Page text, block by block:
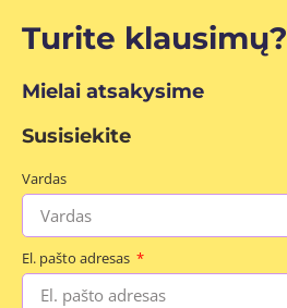
Turite klausimų?
Mielai atsakysime
Susisiekite
Vardas
El. pašto adresas